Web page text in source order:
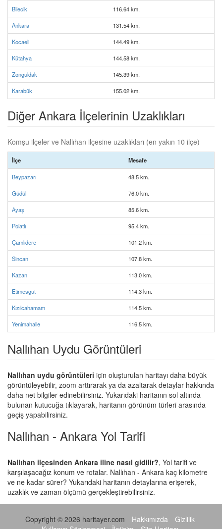
Bilecik 116.64 km.
Ankara 131.54 km.
Kocaeli 144.49 km.
Kütahya 144.58 km.
Zonguldak 145.39 km.
Karabük 155.02 km.
Diğer Ankara İlçelerinin Uzaklıkları
Komşu ilçeler ve Nallıhan ilçesine uzaklıkları (en yakın 10 ilçe)
İlçe Mesafe
Beypazarı 48.5 km.
Güdül 76.0 km.
Ayaş 85.6 km.
Polatlı 95.4 km.
Çamlıdere 101.2 km.
Sincan 107.8 km.
Kazan 113.0 km.
Etimesgut 114.3 km.
Kızılcahamam 114.5 km.
Yenimahalle 116.5 km.
Nallıhan Uydu Görüntüleri
Nallıhan uydu görüntüleri için oluşturulan haritayı daha büyük
görüntüleyebilir, zoom arttırarak ya da azaltarak detaylar hakkında
daha net bilgiler edinebilirsiniz. Yukarıdaki haritanın sol altında
bulunan kutucuğa tıklayarak, haritanın görünüm türleri arasında
geçiş yapabilirsiniz.
Nallıhan - Ankara Yol Tarifi
Nallıhan ilçesinden Ankara iline nasıl gidilir?, Yol tarifi ve
karşılaşacağız konum ve rotalar. Nallıhan - Ankara kaç kilometre
ve ne kadar sürer? Yukarıdaki haritanın detaylarına erişerek,
uzaklık ve zaman ölçümü gerçekleştirebilirsiniz.
Copyright © 2026 haritayer.com Hakkımızda
Gizlilik